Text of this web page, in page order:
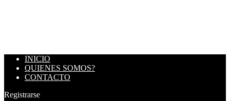
INICIO
QUIENES SOMOS?
CONTACTO
Registrarse